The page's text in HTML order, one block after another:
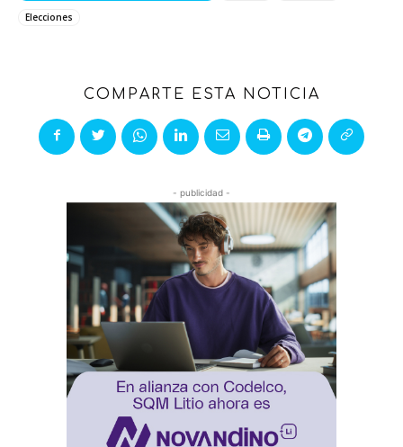
Elecciones
COMPARTE ESTA NOTICIA
- publicidad -